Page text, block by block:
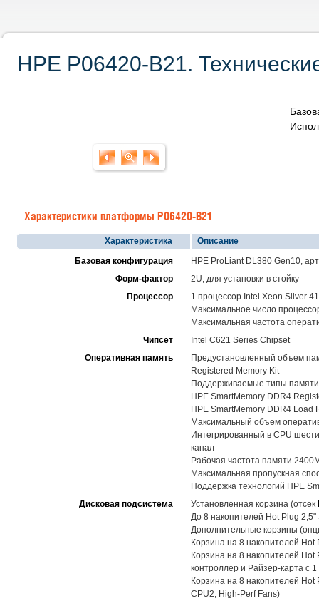
HPE P06420-B21.
Характеристики платформы P06420-B21
Характеристика
Описание
Базовая конфигурация
HPE ProLiant DL380 Gen10,
Форм-фактор
2U, для установки в стойку
Процессор
1 процессор Intel Xeon Silver
Максимальное число
Максимальная частота
Чипсет
Intel C621 Series Chipset
Оперативная память
Предустановленный объем
Registered Memory Kit
Поддерживаемые типы
HPE SmartMemory DDR4
HPE SmartMemory DDR4 Load
Максимальный объем
Интегрированный в CPU
канал
Рабочая частота памяти
Максимальная пропускная
Поддержка технологий HPE
Дисковая подсистема
Установленная корзина (отсек
До 8 накопителей Hot Plug
Дополнительные корзины
Корзина на 8 накопителей Hot
Корзина на 8 накопителей Hot
контроллер и Райзер-карта с
Корзина на 8 накопителей Hot
CPU2, High-Perf Fans)